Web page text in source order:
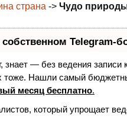
страна -> Чудо
Telegram-
знает — без ведения
тоже. Нашли самый
месяц бесплатно.
который упрощает